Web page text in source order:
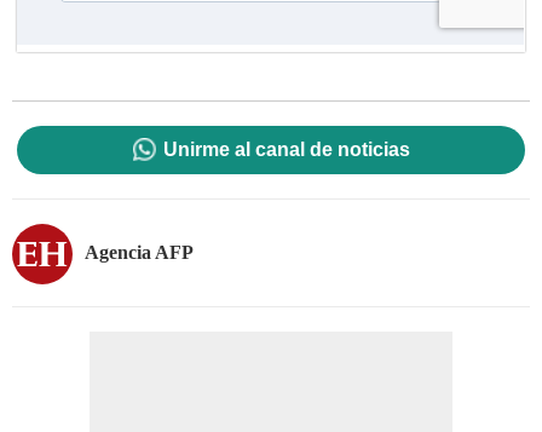
Unirme al canal de noticias
Agencia AFP